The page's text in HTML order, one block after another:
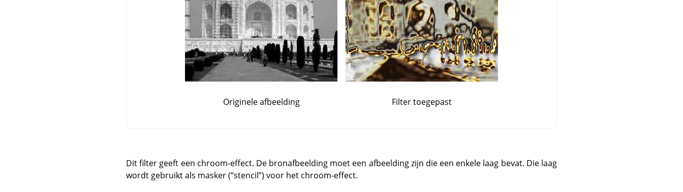
Originele afbeelding Filter toegepast
Dit filter geeft een chroom-effect. De bronafbeelding moet een afbeelding zijn die een enkele laag bevat. Die laag
wordt gebruikt als masker (“stencil”) voor het chroom-effect.